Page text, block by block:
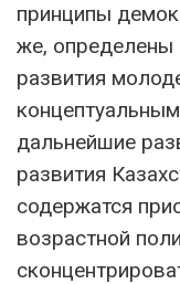
принципы
же, определены
развития
дальнейшие
развития
содержатся
возрастной